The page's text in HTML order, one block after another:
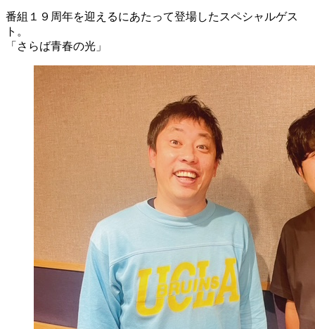
番組１９周年を迎えるにあたって登場したスペシャルゲス
ト。
「さらば青春の光」